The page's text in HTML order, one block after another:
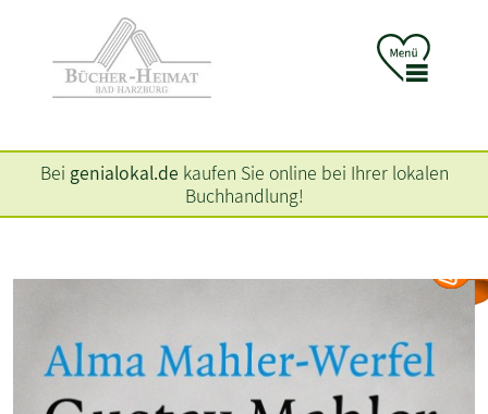
Bei genialokal.de kaufen Sie online bei Ihrer lokalen
Buchhandlung!